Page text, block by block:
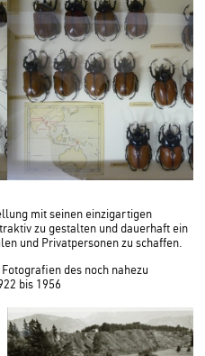
mit seinen einzigartigen
zu gestalten und dauerhaft ein
und Privatpersonen zu schaffen.
des noch nahezu
bis 1956